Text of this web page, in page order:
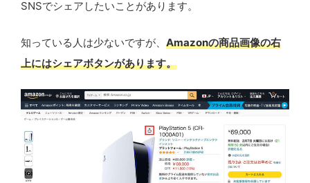
SNSでシェアしたいことがあります。
知っている人は少ないですが、 Amazonの商品画像の右
上にはシェアボタンがあります。